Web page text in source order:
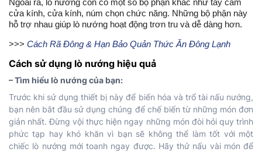
Ngoài ra, lò nướng còn có một số bộ phận khác như tay cầm
cửa kính, cửa kính, núm chọn chức năng. Những bộ phận này
hỗ trợ nhau giúp lò nướng hoạt động trơn tru và dễ dàng hơn.
>>> Cách Rã Đông & Hạn Bảo Quản Thức Ăn Đông Lạnh
Cách sử dụng lò nướng hiệu quả
– Tìm hiểu lò nướng của bạn:
Trước khi sử dụng thiết bị này để biến hóa và trổ tài nấu nướng,
bạn nên bắt đầu sử dụng chúng để chế biến từ những món đơn
giản nhất. Đừng vội thực hiện ngay những món đòi hỏi quy trình
phức tạp hay khó khăn vì bạn sẽ không thể làm tốt với một
chiếc lò nướng mới toanh ngay được. Hãy thử nấu vài món để